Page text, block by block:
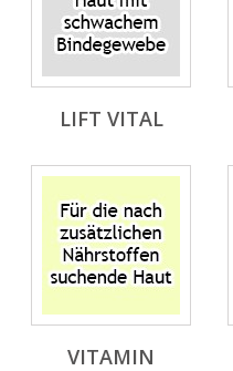
LIFT VITAL
VITAMIN